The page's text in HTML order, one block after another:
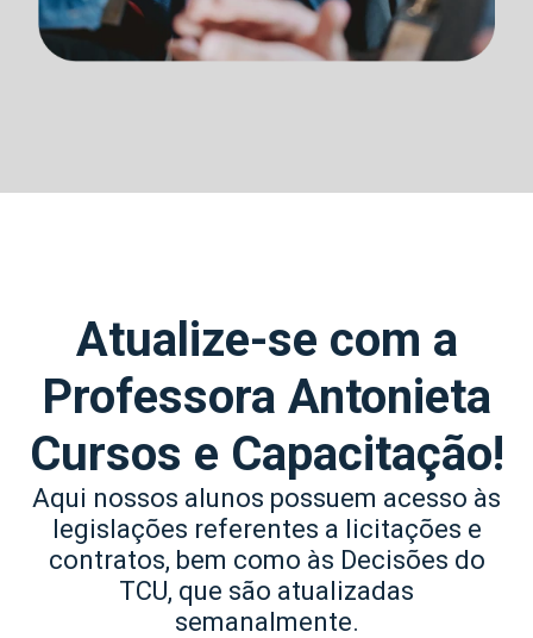
Atualize-se com a
Professora Antonieta
Cursos e Capacitação!
Aqui nossos alunos possuem acesso às
legislações referentes a licitações e
contratos, bem como às Decisões do
TCU, que são atualizadas
semanalmente.